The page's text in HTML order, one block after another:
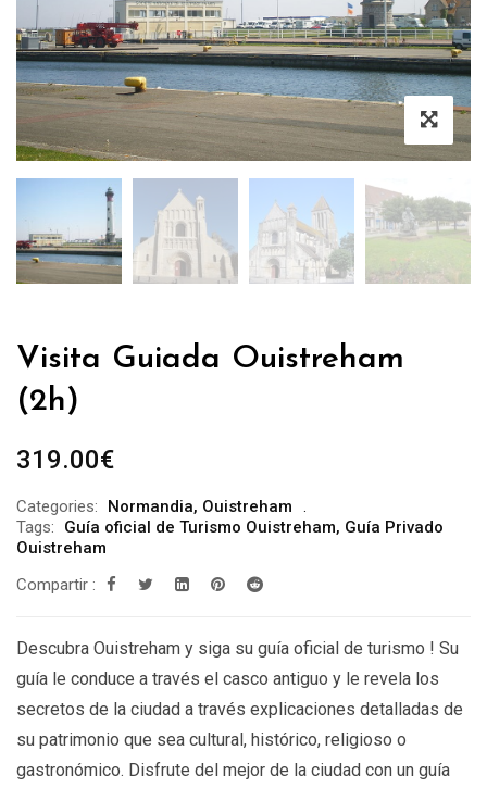
Visita Guiada Ouistreham
(2h)
319.00€
Categories: Normandia, Ouistreham
Tags:
Guía oficial de Turismo Ouistreham, Guía Privado
Ouistreham
Compartir :
Descubra Ouistreham y siga su guía oficial de turismo ! Su
guía le conduce a través el casco antiguo y le revela los
secretos de la ciudad a través explicaciones detalladas de
su patrimonio que sea cultural, histórico, religioso o
gastronómico. Disfrute del mejor de la ciudad con un guía